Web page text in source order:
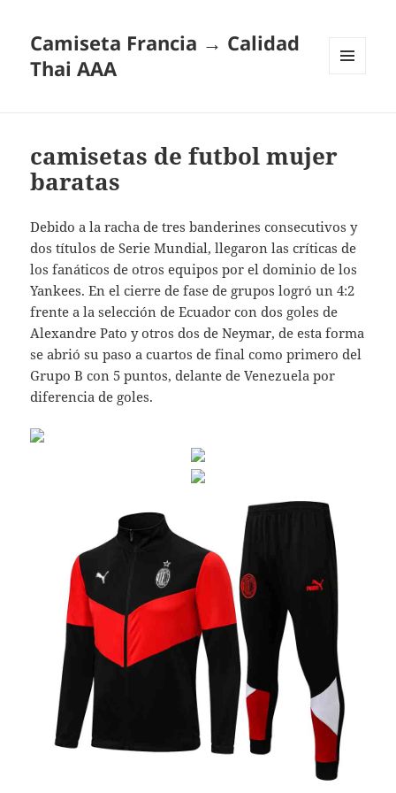
Camiseta Francia → Calidad
Thai AAA
camisetas de futbol mujer
baratas
Debido a la racha de tres banderines consecutivos y
dos títulos de Serie Mundial, llegaron las críticas de
los fanáticos de otros equipos por el dominio de los
Yankees. En el cierre de fase de grupos logró un 4:2
frente a la selección de Ecuador con dos goles de
Alexandre Pato y otros dos de Neymar, de esta forma
se abrió su paso a cuartos de final como primero del
Grupo B con 5 puntos, delante de Venezuela por
diferencia de goles.